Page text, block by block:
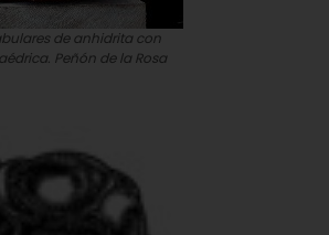
de anhidrita con
Peñón de la Rosa